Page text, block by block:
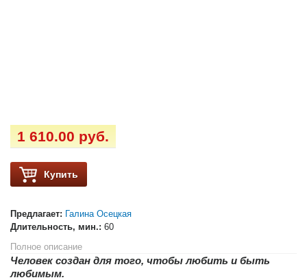
1 610.00 руб.
Купить
Предлагает: Галина Осецкая
Длительность, мин.: 60
Полное описание
Человек создан для того, чтобы любить и быть
любимым.